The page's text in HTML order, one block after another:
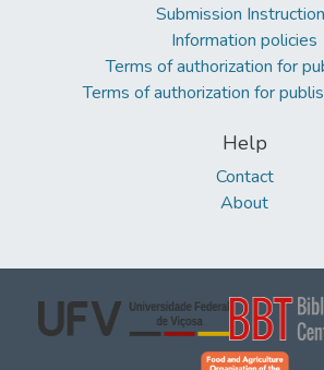
Submission
Information policies
Terms of authorization for
Terms of authorization for
Help
Contact
About